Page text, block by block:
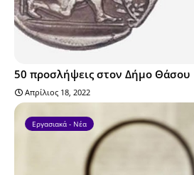
50 προσλήψεις στον Δήμο Θάσου
Απρίλιος 18, 2022
Εργασιακά - Νέα